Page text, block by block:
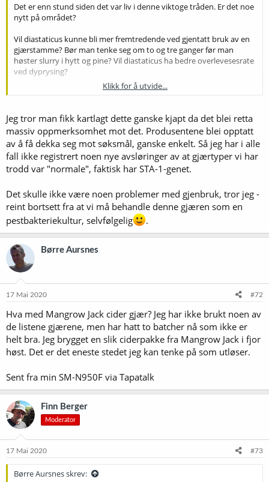
Det er enn stund siden det var liv i denne viktoge tråden. Er det noe
nytt på området?
Vil diastaticus kunne bli mer fremtredende ved gjentatt bruk av en
gjærstamme? Bør man tenke seg om to og tre ganger før man
høster slurry i hytt og pine? Vil diastaticus ha bedre overlevesesrate
ved dyprysing?
Sent fra min SM-N950F via Tapatalk
Klikk for å utvide...
Jeg tror man fikk kartlagt dette ganske kjapt da det blei retta
massiv oppmerksomhet mot det. Produsentene blei opptatt
av å få dekka seg mot søksmål, ganske enkelt. Så jeg har i alle
fall ikke registrert noen nye avsløringer av at gjærtyper vi har
trodd var "normale", faktisk har STA-1-genet.
Det skulle ikke være noen problemer med gjenbruk, tror jeg -
reint bortsett fra at vi må behandle denne gjæren som en
pestbakteriekultur, selvfølgelig
.
Børre Aursnes
17 Mai 2020 #72
Hva med Mangrow Jack cider gjær? Jeg har ikke brukt noen av
de listene gjærene, men har hatt to batcher nå som ikke er
helt bra. Jeg brygget en slik ciderpakke fra Mangrow Jack i fjor
høst. Det er det eneste stedet jeg kan tenke på som utløser.
Sent fra min SM-N950F via Tapatalk
Finn Berger
Moderator
17 Mai 2020 #73
Børre Aursnes skrev: